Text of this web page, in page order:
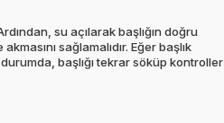
su açılarak başlığın doğru
sağlamalıdır. Eğer başlık
başlığı tekrar söküp kontroller